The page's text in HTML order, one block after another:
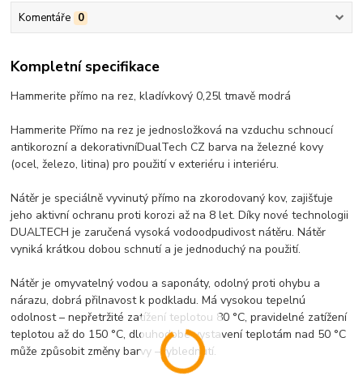
Komentáře 0
Kompletní specifikace
Hammerite přímo na rez, kladívkový 0,25l tmavě modrá
Hammerite Přímo na rez je jednosložková na vzduchu schnoucí
antikorozní a dekorativníDualTech CZ barva na železné kovy
(ocel, železo, litina) pro použití v exteriéru i interiéru.
Nátěr je speciálně vyvinutý přímo na zkorodovaný kov, zajišťuje
jeho aktivní ochranu proti korozi až na 8 let. Díky nové technologii
DUALTECH je zaručená vysoká vodoodpudivost nátěru. Nátěr
vyniká krátkou dobou schnutí a je jednoduchý na použití.
Nátěr je omyvatelný vodou a saponáty, odolný proti ohybu a
nárazu, dobrá přilnavost k podkladu. Má vysokou tepelnú
odolnost – nepřetržité zatížení teplotou 80 °C, pravidelné zatížení
teplotou až do 150 °C, dlouhodobé vystavení teplotám nad 50 °C
může způsobit změny barvy –vyblednutí.